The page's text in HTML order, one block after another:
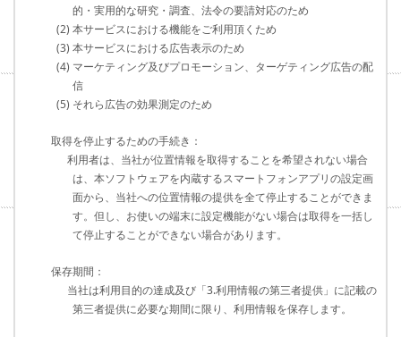
的・実用的な研究・調査、法令の要請対応のため
(2) 本サービスにおける機能をご利用頂くため
(3) 本サービスにおける広告表示のため
(4) マーケティング及びプロモーション、ターゲティング広告の配
信
(5) それら広告の効果測定のため
取得を停止するための手続き：
利用者は、当社が位置情報を取得することを希望されない場合
は、本ソフトウェアを内蔵するスマートフォンアプリの設定画
面から、当社への位置情報の提供を全て停止することができま
す。但し、お使いの端末に設定機能がない場合は取得を一括し
て停止することができない場合があります。
保存期間：
当社は利用目的の達成及び「3.利用情報の第三者提供」に記載の
第三者提供に必要な期間に限り、利用情報を保存します。